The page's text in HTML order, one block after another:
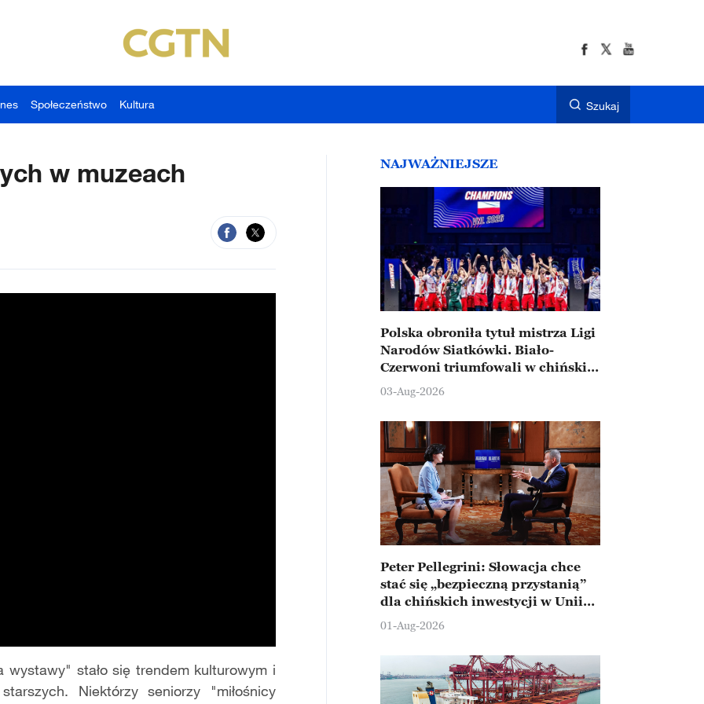
Społeczeństwo Kultura Szukaj
w muzeach
stało się trendem kulturowym i
Niektórzy seniorzy "miłośnicy
NAJWAŻNIEJSZE
Polska obroniła tytuł mistrza Ligi
Narodów Siatkówki. Biało-
Czerwoni triumfowali w chińskim
Ningbo
03-Aug-2026
Peter Pellegrini: Słowacja chce
stać się „bezpieczną przystanią”
dla chińskich inwestycji w Unii
Europejskiej
01-Aug-2026